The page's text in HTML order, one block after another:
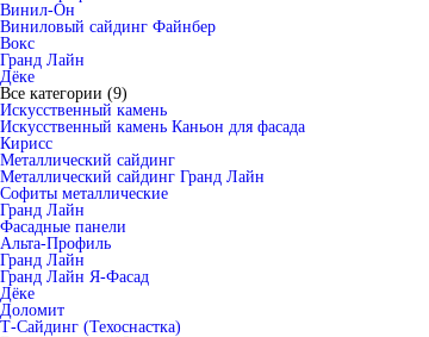
Винил-Он
Виниловый сайдинг Файнбер
Вокс
Гранд Лайн
Дёке
Все категории (9)
Искусственный камень
Искусственный камень Каньон для фасада
Кирисс
Металлический сайдинг
Металлический сайдинг Гранд Лайн
Софиты металлические
Гранд Лайн
Фасадные панели
Альта-Профиль
Гранд Лайн
Гранд Лайн Я-Фасад
Дёке
Доломит
Т-Сайдинг (Техоснастка)